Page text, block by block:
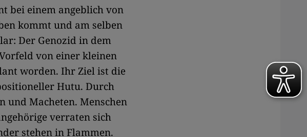
bei einem angeblich von
kommt und am selben
Der Genozid in dem
von einer kleinen
worden. Ihr Ziel ist die
Hutu. Durch
und Macheten. Menschen
verraten sich
stehen in Flammen.